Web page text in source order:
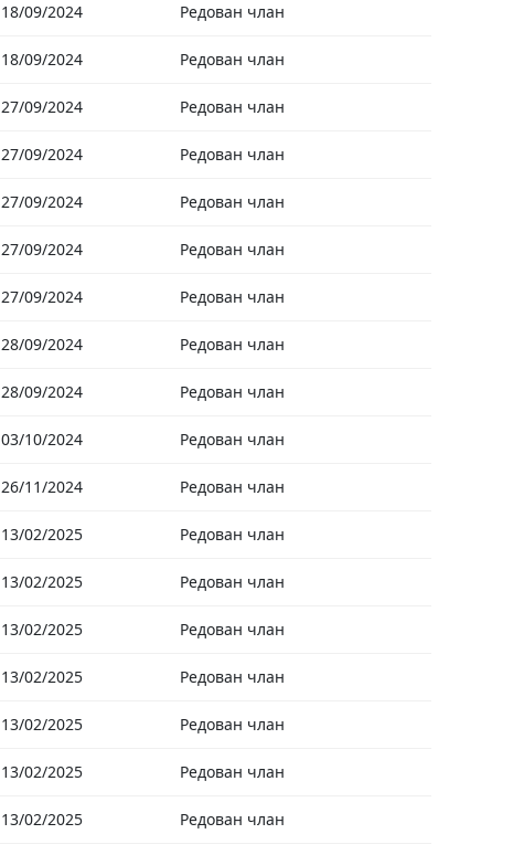
18/09/2024 Редован члан
18/09/2024 Редован члан
27/09/2024 Редован члан
27/09/2024 Редован члан
27/09/2024 Редован члан
27/09/2024 Редован члан
27/09/2024 Редован члан
28/09/2024 Редован члан
28/09/2024 Редован члан
03/10/2024 Редован члан
26/11/2024 Редован члан
13/02/2025 Редован члан
13/02/2025 Редован члан
13/02/2025 Редован члан
13/02/2025 Редован члан
13/02/2025 Редован члан
13/02/2025 Редован члан
13/02/2025 Редован члан